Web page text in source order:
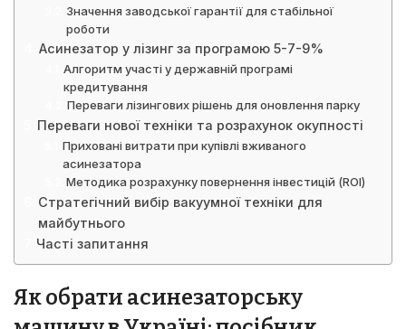
Значення заводської гарантії для стабільної
роботи
Асинезатор у лізинг за програмою 5-7-9%
Алгоритм участі у державній програмі
кредитування
Переваги лізингових рішень для оновлення парку
Переваги нової техніки та розрахунок окупності
Приховані витрати при купівлі вживаного
асинезатора
Методика розрахунку повернення інвестицій (ROI)
Стратегічний вибір вакуумної техніки для
майбутнього
Часті запитання
Як обрати асинезаторську